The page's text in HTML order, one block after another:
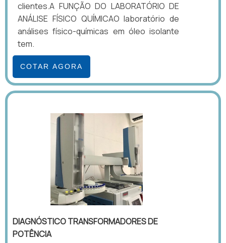
clientes.A FUNÇÃO DO LABORATÓRIO DE
ANÁLISE FÍSICO QUÍMICAO laboratório de
análises físico-químicas em óleo isolante
tem.
COTAR AGORA
DIAGNÓSTICO TRANSFORMADORES DE
POTÊNCIA